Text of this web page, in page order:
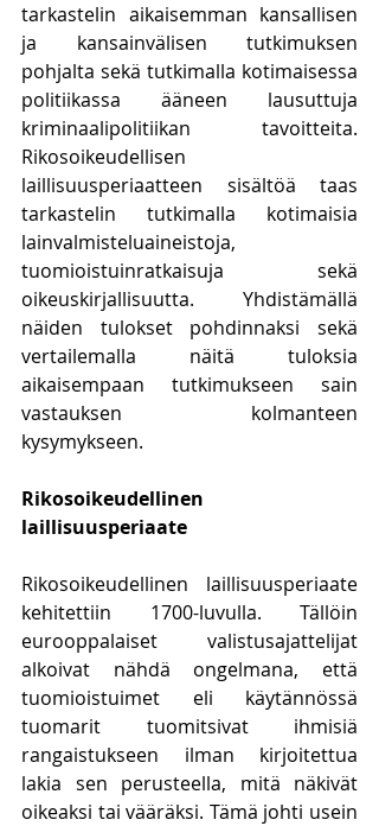
tarkastelin aikaisemman kansallisen
ja kansainvälisen tutkimuksen
pohjalta sekä tutkimalla kotimaisessa
politiikassa ääneen lausuttuja
kriminaalipolitiikan tavoitteita.
Rikosoikeudellisen
laillisuusperiaatteen sisältöä taas
tarkastelin tutkimalla kotimaisia
lainvalmisteluaineistoja,
tuomioistuinratkaisuja sekä
oikeuskirjallisuutta. Yhdistämällä
näiden tulokset pohdinnaksi sekä
vertailemalla näitä tuloksia
aikaisempaan tutkimukseen sain
vastauksen kolmanteen
kysymykseen.
Rikosoikeudellinen
laillisuusperiaate
Rikosoikeudellinen laillisuusperiaate
kehitettiin 1700-luvulla. Tällöin
eurooppalaiset valistusajattelijat
alkoivat nähdä ongelmana, että
tuomioistuimet eli käytännössä
tuomarit tuomitsivat ihmisiä
rangaistukseen ilman kirjoitettua
lakia sen perusteella, mitä näkivät
oikeaksi tai vääräksi. Tämä johti usein